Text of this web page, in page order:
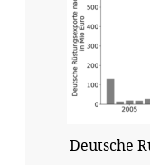
Deutsche